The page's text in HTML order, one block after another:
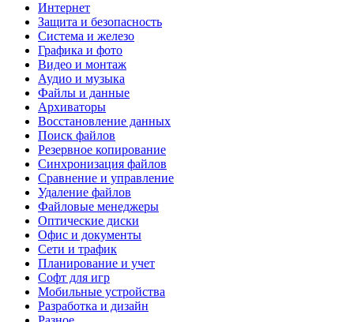
Интернет
Защита и безопасность
Система и железо
Графика и фото
Видео и монтаж
Аудио и музыка
Файлы и данные
Архиваторы
Восстановление данных
Поиск файлов
Резервное копирование
Синхронизация файлов
Сравнение и управление
Удаление файлов
Файловые менеджеры
Оптические диски
Офис и документы
Сети и трафик
Планирование и учет
Софт для игр
Мобильные устройства
Разработка и дизайн